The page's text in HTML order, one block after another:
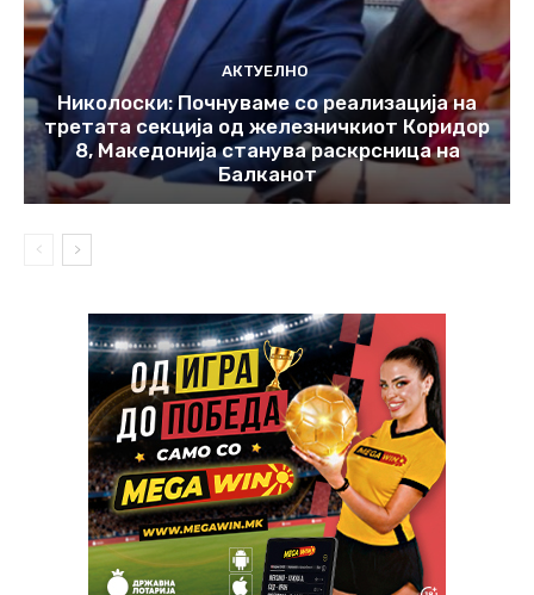
АКТУЕЛНО
Николоски: Почнуваме со реализација на
третата секција од железничкиот Коридор
8, Македонија станува раскрсница на
Балканот